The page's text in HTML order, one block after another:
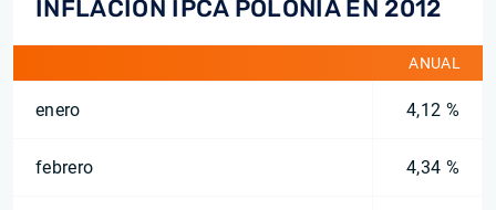
INFLACIÓN IPCA POLONIA EN 2012
ANUAL
enero 4,12 %
febrero 4,34 %